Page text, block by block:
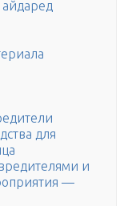
для
и
—